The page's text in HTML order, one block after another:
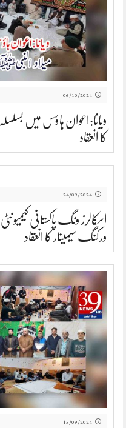
06/10/2024
ویانا:اعوان ہاؤس میں
کا انعقاد
24/09/2024
اسکالرز ونگ پاکستانی
ورکنگ سیمینار کا انعقاد
15/09/2024